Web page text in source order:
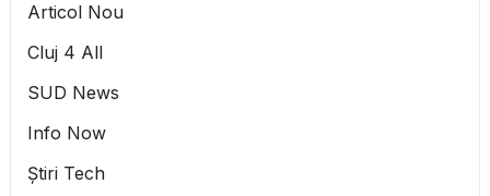
Articol Nou
Cluj 4 All
SUD News
Info Now
Știri Tech